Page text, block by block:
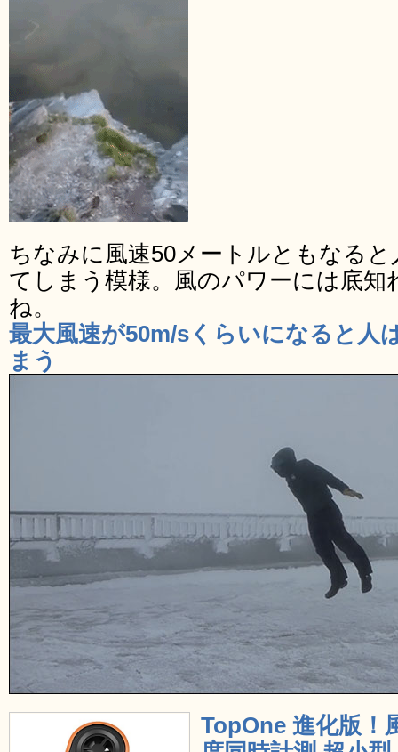
ちなみに風速50メートルともなる
てしまう模様。風のパワーには底
ね。
最大風速が50m/sくらいになると人
まう
TopOne 進化版！